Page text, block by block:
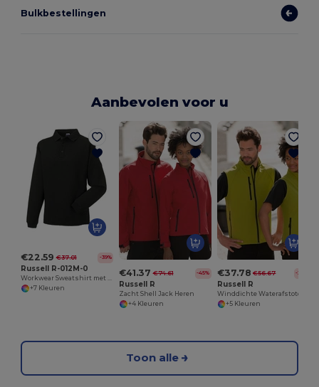
Bulkbestellingen
Aanbevolen voor u
€22.59 €37.01 -39%
Russell R-012M-0
+7 Kleuren
€41.37 €74.61 -45%
Russell R
Zacht Shell Jack Heren
+4 Kleuren
€37.78 €56.67 -33%
Russell R
+5 Kleuren
Toon alle